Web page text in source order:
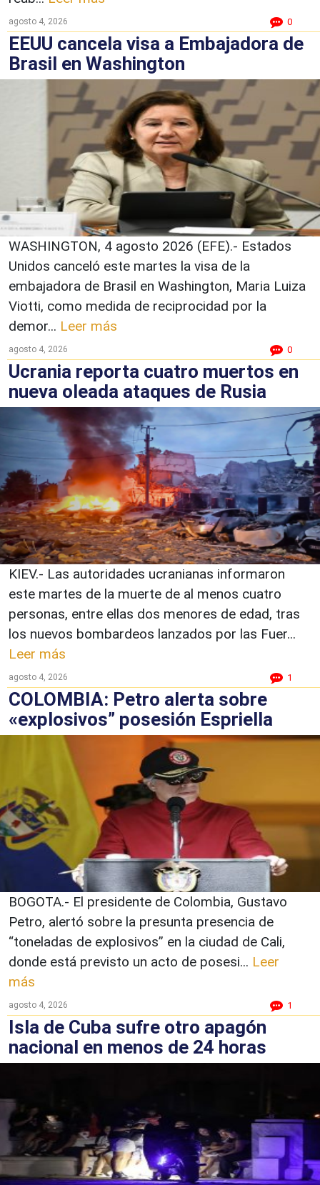
agosto 4, 2026 0
EEUU cancela visa a Embajadora de
Brasil en Washington
WASHINGTON, 4 agosto 2026 (EFE).- Estados
Unidos canceló este martes la visa de la
embajadora de Brasil en Washington, Maria Luiza
Viotti, como medida de reciprocidad por la
demor... Leer más
agosto 4, 2026 0
Ucrania reporta cuatro muertos en
nueva oleada ataques de Rusia
KIEV.- Las autoridades ucranianas informaron
este martes de la muerte de al menos cuatro
personas, entre ellas dos menores de edad, tras
los nuevos bombardeos lanzados por las Fuer...
Leer más
agosto 4, 2026 1
COLOMBIA: Petro alerta sobre
«explosivos” posesión Espriella
BOGOTA.- El presidente de Colombia, Gustavo
Petro, alertó sobre la presunta presencia de
“toneladas de explosivos” en la ciudad de Cali,
donde está previsto un acto de posesi... Leer
más
agosto 4, 2026 1
Isla de Cuba sufre otro apagón
nacional en menos de 24 horas